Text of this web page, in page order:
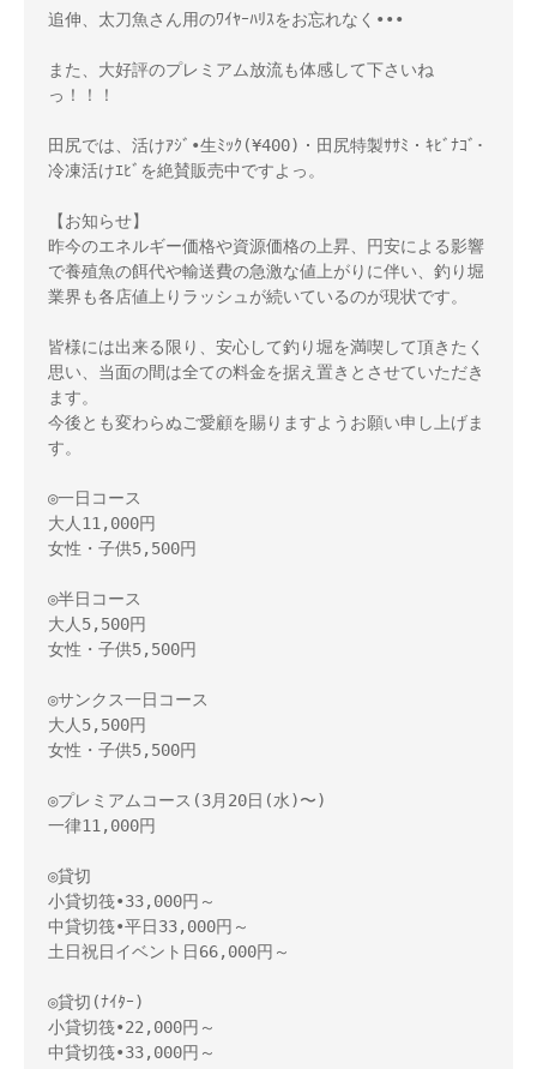
追伸、太刀魚さん用のﾜｲﾔｰﾊﾘｽをお忘れなく•••
また、大好評のプレミアム放流も体感して下さいね
っ！！！
田尻では、活けｱｼﾞ•生ﾐｯｸ(¥400)・田尻特製ｻｻﾐ・ｷﾋﾞﾅｺﾞ･
冷凍活けｴﾋﾞを絶賛販売中ですよっ。
【お知らせ】
昨今のエネルギー価格や資源価格の上昇、円安による影響
で養殖魚の餌代や輸送費の急激な値上がりに伴い、釣り堀
業界も各店値上りラッシュが続いているのが現状です。
皆様には出来る限り、安心して釣り堀を満喫して頂きたく
思い、当面の間は全ての料金を据え置きとさせていただき
ます。
今後とも変わらぬご愛顧を賜りますようお願い申し上げま
す。
◎一日コース
大人11,000円
女性・子供5,500円
◎半日コース
大人5,500円
女性・子供5,500円
◎サンクス一日コース
大人5,500円
女性・子供5,500円
◎プレミアムコース(3月20日(水)〜)
一律11,000円
◎貸切
小貸切筏•33,000円～
中貸切筏•平日33,000円～
土日祝日イベント日66,000円～
◎貸切(ﾅｲﾀｰ)
小貸切筏•22,000円～
中貸切筏•33,000円～